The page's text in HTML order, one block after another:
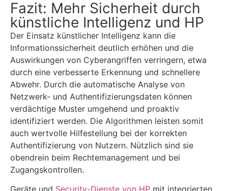
Fazit: Mehr Sicherheit durch
künstliche Intelligenz und HP
Der Einsatz künstlicher Intelligenz kann die
Informationssicherheit deutlich erhöhen und die
Auswirkungen von Cyberangriffen verringern, etwa
durch eine verbesserte Erkennung und schnellere
Abwehr. Durch die automatische Analyse von
Netzwerk- und Authentifizierungsdaten können
verdächtige Muster umgehend und proaktiv
identifiziert werden. Die Algorithmen leisten somit
auch wertvolle Hilfestellung bei der korrekten
Authentifizierung von Nutzern. Nützlich sind sie
obendrein beim Rechtemanagement und bei
Zugangskontrollen.